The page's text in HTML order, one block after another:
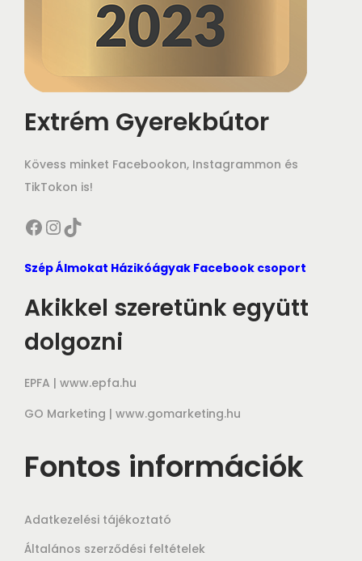
Extrém Gyerekbútor
Kövess minket Facebookon, Instagrammon és
TikTokon is!
Facebook InstagramTikTok
Szép Álmokat Házikóágyak Facebook csoport
Akikkel szeretünk együtt
dolgozni
EPFA | www.epfa.hu
GO Marketing | www.gomarketing.hu
Fontos információk
Adatkezelési tájékoztató
Általános szerződési feltételek